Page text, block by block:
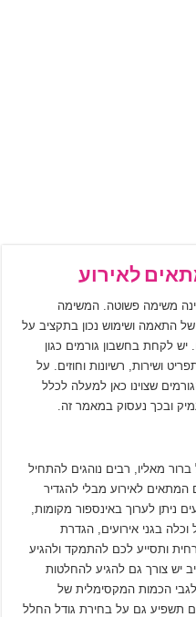
לאירוע
משימה פשוטה. המשימה
התאמה ושימוש נכון בתקציב על
לקחת בחשבון גורמים כגון
ושירות, רשיונות וחוזים. על
שצוינו כאן למעלה לכלל
ובכך נעסוק במאמר זה.
מאליו, רבים נוהגים להתחיל
לאירוע מבלי להגדיר
ניתן לערוך באינספור מקומות,
בגני אירועים, הגדרת
ותסייע לכם להתמקד ולהגיע
יש צורך גם להגיע להחלטות
הכמות המקסימלית של
תשפיע גם על בחירת גודל החלל